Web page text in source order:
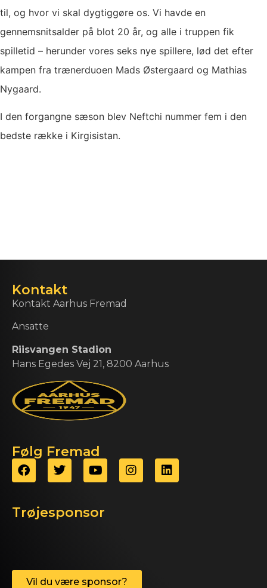
til, og hvor vi skal dygtiggøre os. Vi havde en
gennemsnitsalder på blot 20 år, og alle i truppen fik
spilletid – herunder vores seks nye spillere, lød det efter
kampen fra trænerduoen Mads Østergaard og Mathias
Nygaard.
I den forgangne sæson blev Neftchi nummer fem i den
bedste række i Kirgisistan.
Kontakt
Kontakt Aarhus Fremad
Ansatte
Riisvangen Stadion
Hans Egedes Vej 21, 8200 Aarhus
Følg Fremad
Trøjesponsor
Vil du være sponsor?